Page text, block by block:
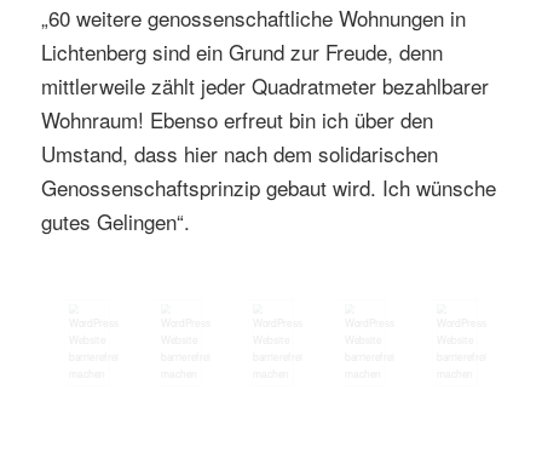
„60 weitere genossenschaftliche Wohnungen in
Lichtenberg sind ein Grund zur Freude, denn
mittlerweile zählt jeder Quadratmeter bezahlbarer
Wohnraum! Ebenso erfreut bin ich über den
Umstand, dass hier nach dem solidarischen
Genossenschaftsprinzip gebaut wird. Ich wünsche
gutes Gelingen“.